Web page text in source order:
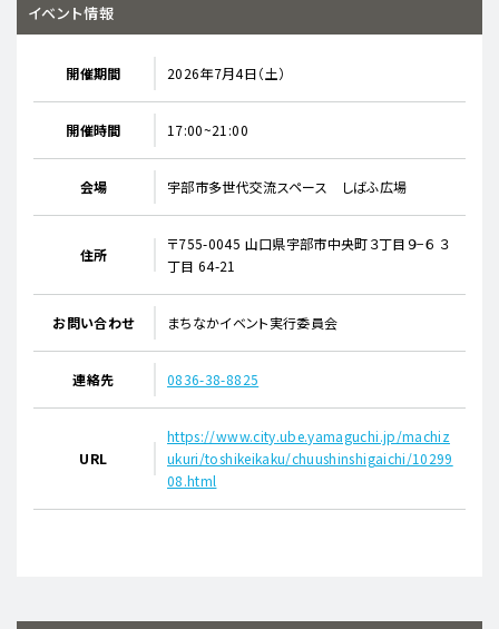
イベント情報
開催期間 2026年7月4日（土）
開催時間 17:00~21:00
会場 宇部市多世代交流スペース しばふ広場
住所
〒755-0045 山口県宇部市中央町３丁目９−６ ３
丁目 64-21
お問い合わせ まちなかイベント実行委員会
連絡先 0836-38-8825
URL
https://www.city.ube.yamaguchi.jp/machiz
ukuri/toshikeikaku/chuushinshigaichi/10299
08.html